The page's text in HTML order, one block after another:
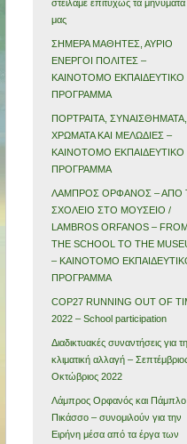
στείλαμε επιτυχώς τα μηνύματά
μας
ΣΗΜΕΡΑ ΜΑΘΗΤΕΣ, ΑΥΡΙΟ
ΕΝΕΡΓΟΙ ΠΟΛΙΤΕΣ –
ΚΑΙΝΟΤΟΜΟ ΕΚΠΑΙΔΕΥΤΙΚΟ
ΠΡΟΓΡΑΜΜΑ
ΠΟΡΤΡΑΙΤΑ, ΣΥΝΑΙΣΘΗΜΑΤΑ,
ΧΡΩΜΑΤΑ ΚΑΙ ΜΕΛΩΔΙΕΣ –
ΚΑΙΝΟΤΟΜΟ ΕΚΠΑΙΔΕΥΤΙΚΟ
ΠΡΟΓΡΑΜΜΑ
ΛΑΜΠΡΟΣ ΟΡΦΑΝΟΣ – ΑΠΟ
ΣΧΟΛΕΙΟ ΣΤΟ ΜΟΥΣΕΙΟ /
LAMBROS ORFANOS –
THE SCHOOL TO THE
– ΚΑΙΝΟΤΟΜΟ
ΠΡΟΓΡΑΜΜΑ
COP27 RUNNING OUT OF
2022 – School participation
Διαδικτυακές συναντήσεις για
κλιματική αλλαγή –
Οκτώβριος 2022
Λάμπρος Ορφανός και Πάμπλο
Πικάσσο – συνομιλούν για την
Ειρήνη μέσα από τα έργα των